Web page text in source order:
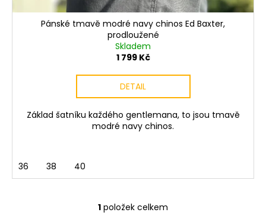
Pánské tmavě modré navy chinos Ed Baxter,
prodloužené
Skladem
1 799 Kč
DETAIL
Základ šatníku každého gentlemana, to jsou tmavě
modré navy chinos.
36 38 40
O
1 položek celkem